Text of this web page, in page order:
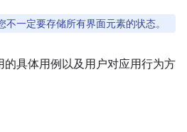
不一定要存储所有界面元素的状态。
具体用例以及用户对应用行为方